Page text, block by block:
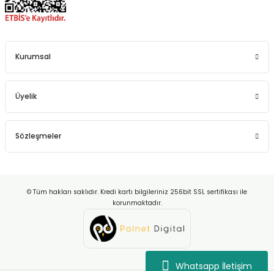
Whatsapp İletişim
Kurumsal
Üyelik
Sözleşmeler
© Tüm hakları saklıdır. Kredi kartı bilgileriniz 256bit SSL sertifikası ile
korunmaktadır.